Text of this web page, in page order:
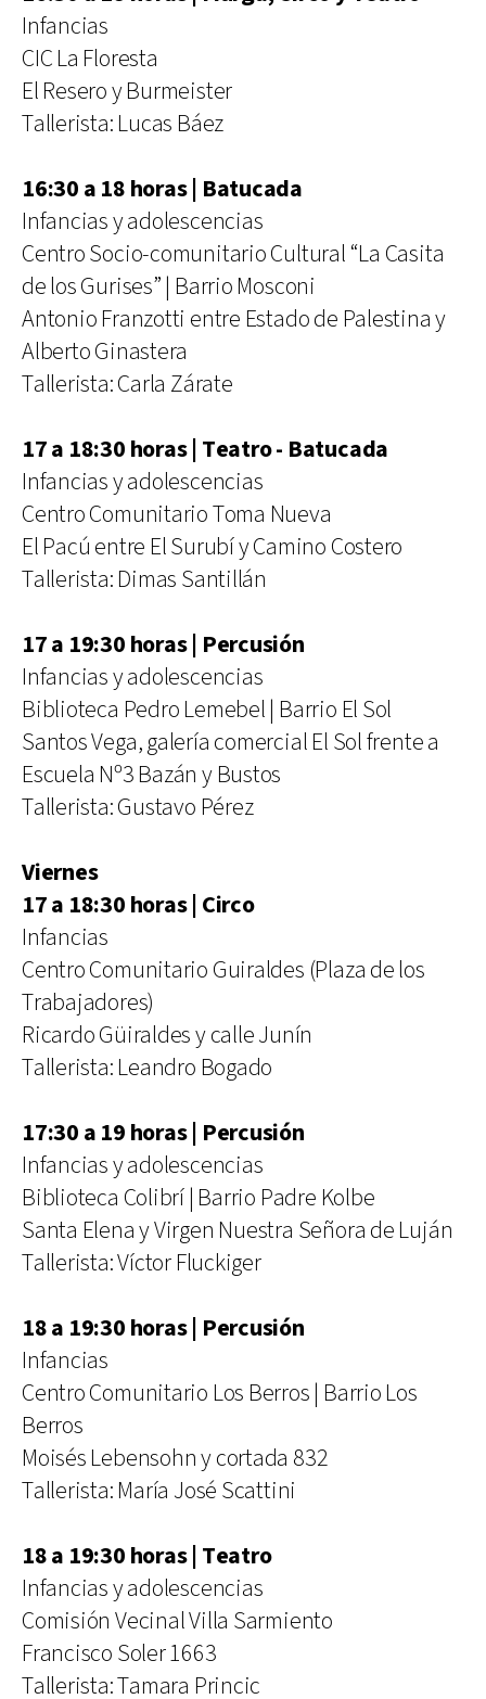
Infancias
CIC La Floresta
El Resero y Burmeister
Tallerista: Lucas Báez
16:30 a 18 horas | Batucada
Infancias y adolescencias
Centro Socio-comunitario Cultural “La Casita
de los Gurises” | Barrio Mosconi
Antonio Franzotti entre Estado de Palestina y
Alberto Ginastera
Tallerista: Carla Zárate
17 a 18:30 horas | Teatro - Batucada
Infancias y adolescencias
Centro Comunitario Toma Nueva
El Pacú entre El Surubí y Camino Costero
Tallerista: Dimas Santillán
17 a 19:30 horas | Percusión
Infancias y adolescencias
Biblioteca Pedro Lemebel | Barrio El Sol
Santos Vega, galería comercial El Sol frente a
Escuela Nº3 Bazán y Bustos
Tallerista: Gustavo Pérez
Viernes
17 a 18:30 horas | Circo
Infancias
Centro Comunitario Guiraldes (Plaza de los
Trabajadores)
Ricardo Güiraldes y calle Junín
Tallerista: Leandro Bogado
17:30 a 19 horas | Percusión
Infancias y adolescencias
Biblioteca Colibrí | Barrio Padre Kolbe
Santa Elena y Virgen Nuestra Señora de Luján
Tallerista: Víctor Fluckiger
18 a 19:30 horas | Percusión
Infancias
Centro Comunitario Los Berros | Barrio Los
Berros
Moisés Lebensohn y cortada 832
Tallerista: María José Scattini
18 a 19:30 horas | Teatro
Infancias y adolescencias
Comisión Vecinal Villa Sarmiento
Francisco Soler 1663
Tallerista: Tamara Princic